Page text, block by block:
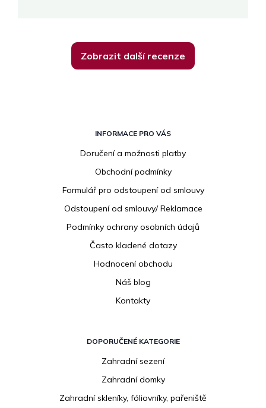
Zobrazit další recenze
INFORMACE PRO VÁS
Doručení a možnosti platby
Obchodní podmínky
Formulář pro odstoupení od smlouvy
Odstoupení od smlouvy/ Reklamace
Podmínky ochrany osobních údajů
Často kladené dotazy
Hodnocení obchodu
Náš blog
Kontakty
DOPORUČENÉ KATEGORIE
Zahradní sezení
Zahradní domky
Zahradní skleníky, fóliovníky, pařeniště